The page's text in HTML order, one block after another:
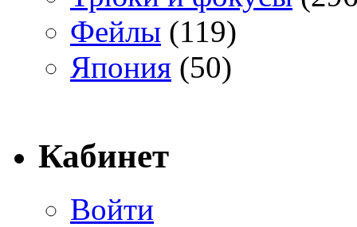
Фейлы (119)
Япония (50)
Кабинет
Войти